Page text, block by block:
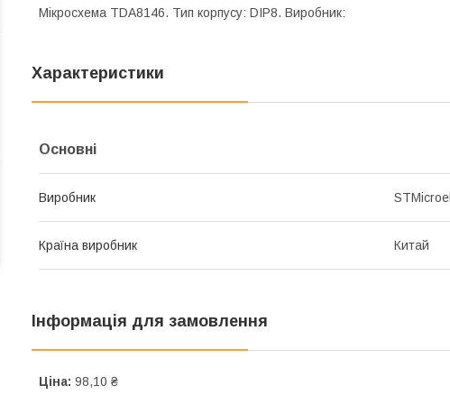
Мікросхема TDA8146. Тип корпусу: DIP8. Виробник:
Характеристики
Основні
Виробник
Країна виробник Китай
Інформація для замовлення
Ціна: 98,10 ₴